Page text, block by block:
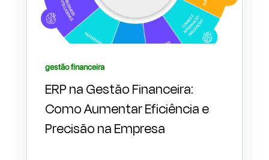
gestão financeira
ERP na Gestão Financeira:
Como Aumentar Eficiência e
Precisão na Empresa